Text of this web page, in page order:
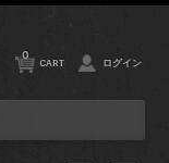
CART
0
ログイン